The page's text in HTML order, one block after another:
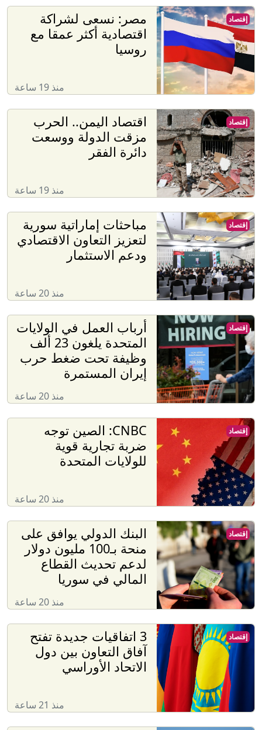
مصر: نسعى لشراكة
اقتصادية أكثر عمقا مع
روسيا
منذ 19 ساعة
إقتصاد
اقتصاد اليمن.. الحرب
مزقت الدولة ووسعت
دائرة الفقر
منذ 19 ساعة
إقتصاد
مباحثات إماراتية سورية
لتعزيز التعاون الاقتصادي
ودعم الاستثمار
منذ 20 ساعة
إقتصاد
أرباب العمل في الولايات
المتحدة يلغون 23 ألف
وظيفة تحت ضغط حرب
إيران المستمرة
منذ 20 ساعة
إقتصاد
CNBC: الصين توجه
ضربة تجارية قوية
للولايات المتحدة
منذ 20 ساعة
إقتصاد
البنك الدولي يوافق على
منحة بـ100 مليون دولار
لدعم تحديث القطاع
المالي في سوريا
منذ 20 ساعة
إقتصاد
3 اتفاقيات جديدة تفتح
آفاق التعاون بين دول
الاتحاد الأوراسي
منذ 21 ساعة
إقتصاد